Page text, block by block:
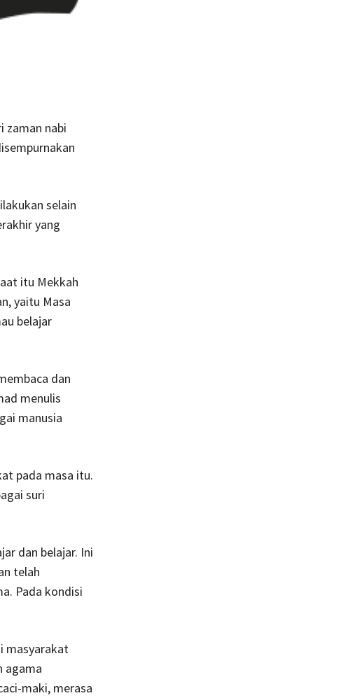
zaman nabi
selain
yang
itu Mekkah
yaitu Masa
belajar
dan
menulis
manusia
pada masa itu.
suri
dan belajar. Ini
telah
Pada kondisi
masyarakat
agama
maki, merasa